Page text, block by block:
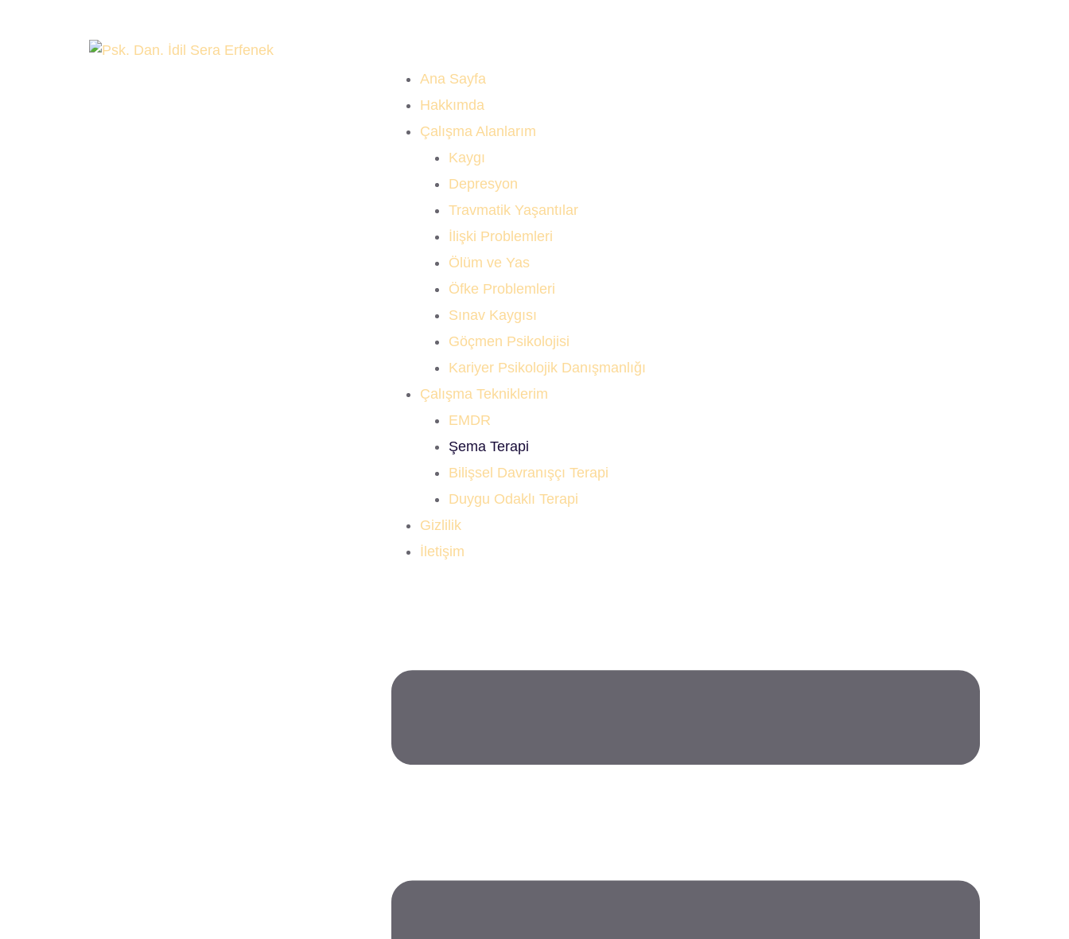
Ana Sayfa
Hakkımda
Çalışma Alanlarım
Kaygı
Depresyon
Travmatik Yaşantılar
İlişki Problemleri
Ölüm ve Yas
Öfke Problemleri
Sınav Kaygısı
Göçmen Psikolojisi
Kariyer Psikolojik Danışmanlığı
Çalışma Tekniklerim
EMDR
Şema Terapi
Bilişsel Davranışçı Terapi
Duygu Odaklı Terapi
Gizlilik
İletişim